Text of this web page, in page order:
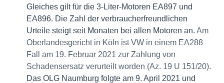
Gleiches gilt für die 3-Liter-Motoren EA897 und
EA896. Die Zahl der verbraucherfreundlichen
Urteile steigt seit Monaten bei allen Motoren an. Am
Oberlandesgericht in Köln ist VW in einem EA288
Fall am 19. Februar 2021 zur Zahlung von
Schadensersatz verurteilt worden (Az. 19 U 151/20).
Das OLG Naumburg folgte am 9. April 2021 und